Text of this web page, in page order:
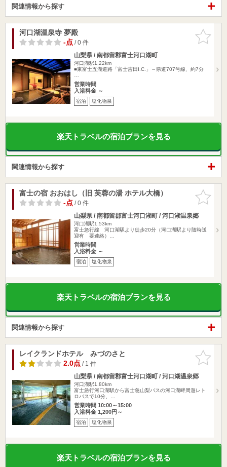
関連情報から探す
お気に入
りに追加
河口湖温泉寺 夢殿
-点/ 0 件
山梨県 / 南都留郡富士河口湖町
河口湖駅1.22km
■東富士五湖道路「富士吉田I.C.」～県道707号線、約7分
営業時間
入浴料金 ～
宿泊 塩化物泉
楽天トラベルの宿泊プランを見る
関連情報から探す
お気に入
りに追加
富士の宿 おおはし（旧 芙蓉の湯 ホテル大橋）
-点/ 0 件
山梨県 / 南都留郡富士河口湖町 / 河口湖温泉郷
河口湖駅1.53km
富士急行線 河口湖駅より徒歩20分（河口湖駅より随時送
迎有 要連絡）…
営業時間
入浴料金 ～
宿泊 塩化物泉
楽天トラベルの宿泊プランを見る
関連情報から探す
お気に入
りに追加
レイクランドホテル みづのさと
2.0点/ 1 件
山梨県 / 南都留郡富士河口湖町 / 河口湖温泉郷
河口湖駅1.80km
富士急行河口湖駅から富士急山梨バスの河口湖畔周遊レト
ロバスで10分、…
営業時間 10:00～15:00
入浴料金 1,200円～
宿泊 塩化物泉
楽天トラベルの宿泊プランを見る